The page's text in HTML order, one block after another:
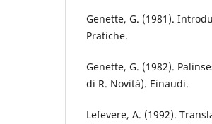
Genette, G. (1981).
Pratiche.
Genette, G. (1982).
di R. Novità). Einaudi.
Lefevere, A. (1992).